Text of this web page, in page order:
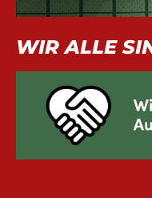
WIR ALLE